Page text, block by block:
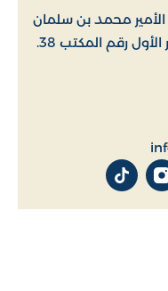
محمد بن سلمان
بن عبدالعزيز , 13256, الدور الأول رقم المكتب 38.